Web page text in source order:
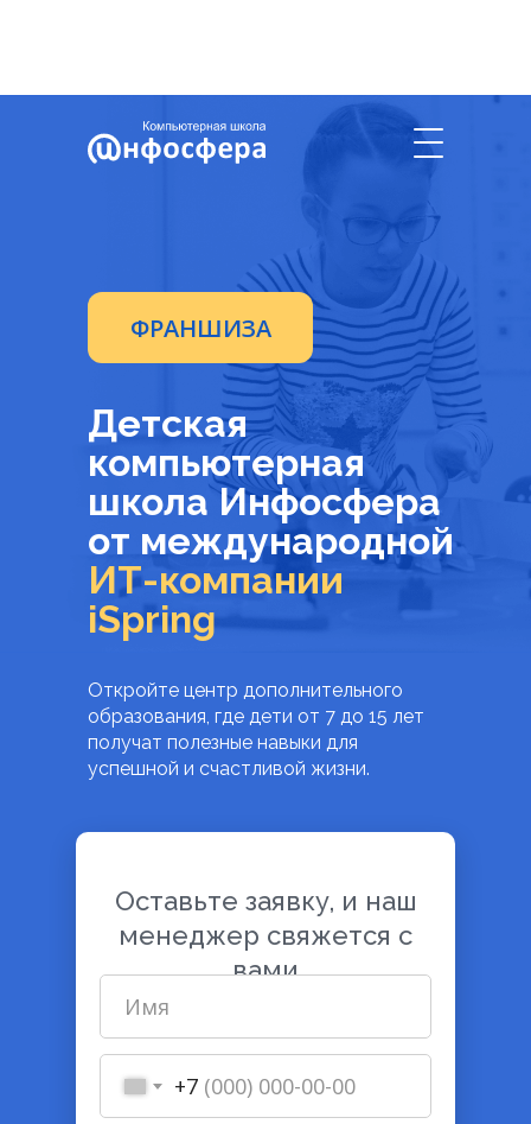
Цифры и факты
Поддержка
+7 937-117-76-17
ФРАНШИЗА
Детская
компьютерная
школа Инфосфера
от международной
ИТ-компании
iSpring
Откройте центр дополнительного
образования, где дети от 7 до 15 лет
получат полезные навыки для
успешной и счастливой жизни.
Оставьте заявку, и наш
менеджер свяжется с
вами
+7